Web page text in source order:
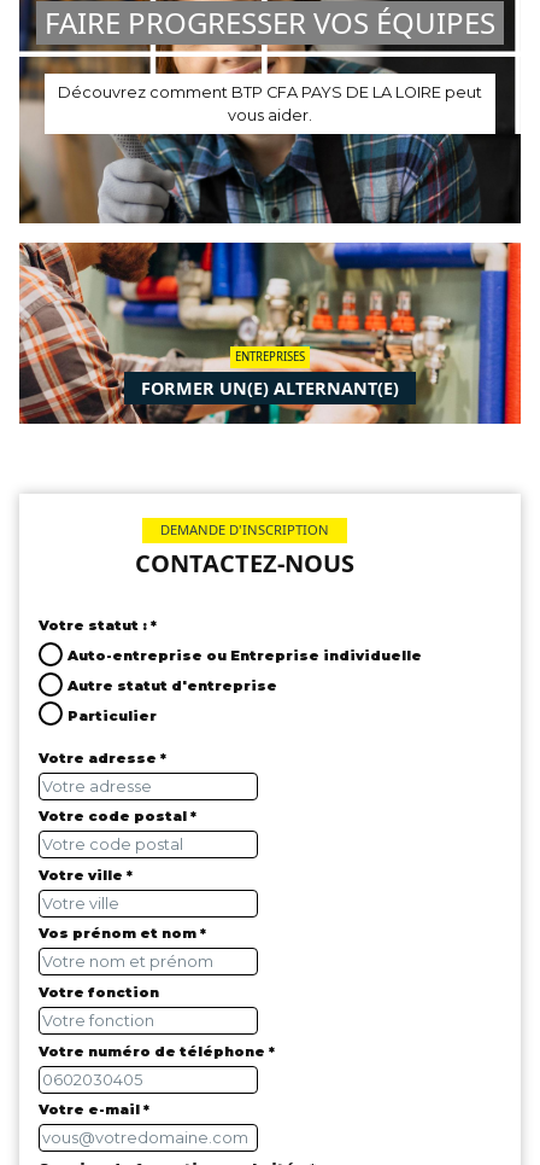
FAIRE PROGRESSER VOS ÉQUIPES
Découvrez comment BTP CFA PAYS DE LA LOIRE peut
vous aider.
ENTREPRISES
FORMER UN(E) ALTERNANT(E)
DEMANDE D'INSCRIPTION
CONTACTEZ-NOUS
Votre statut : *
Auto-entreprise ou Entreprise individuelle
Autre statut d'entreprise
Particulier
Votre adresse *
Votre code postal *
Votre ville *
Vos prénom et nom *
Votre fonction
Votre numéro de téléphone *
Votre e-mail *